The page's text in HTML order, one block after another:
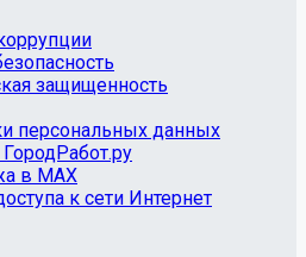
защищенность
персональных данных
в MAX
к сети Интернет